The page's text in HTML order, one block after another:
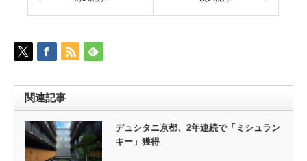
関連記事
デュシタニ京都、2年連続で「ミシュラン
キー」獲得